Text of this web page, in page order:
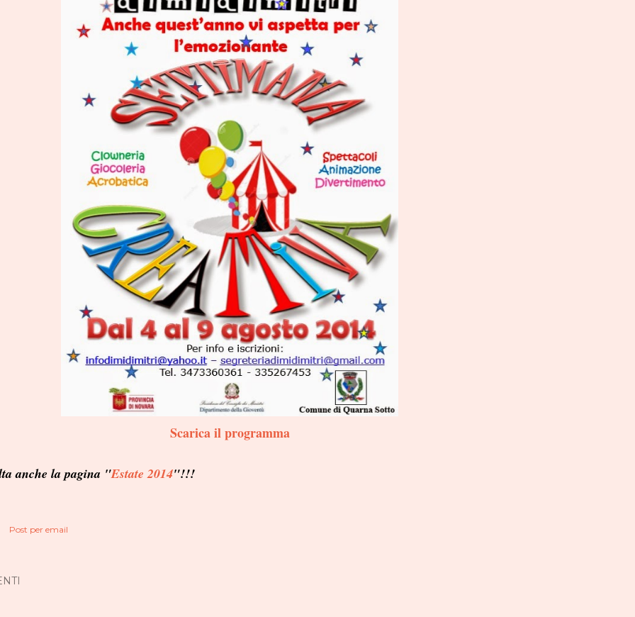
Scarica il programma
anche la pagina "Estate 2014"!!!
Post per email